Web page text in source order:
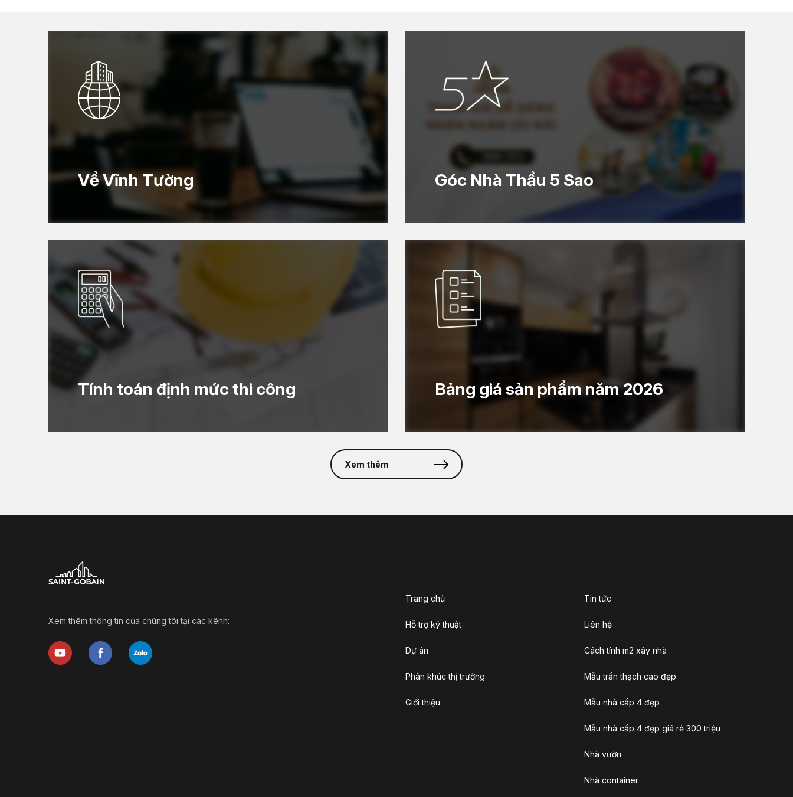
Về Vĩnh Tường Góc Nhà Thầu 5 Sao
Tính toán định mức thi công Bảng giá sản phẩm năm 2026
Xem thêm
Xem thêm thông tin của chúng tôi tại các kênh:
Trang chủ
Hỗ trợ kỹ thuật
Dự án
Phân khúc thị trường
Giới thiệu
Tin tức
Liên hệ
Cách tính m2 xây nhà
Mẫu trần thạch cao đẹp
Mẫu nhà cấp 4 đẹp
Mẫu nhà cấp 4 đẹp giá rẻ 300 triệu
Nhà vườn
Nhà container